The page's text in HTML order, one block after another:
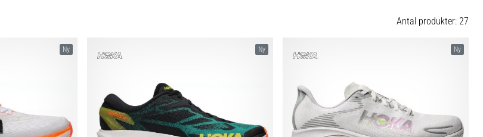
Antal produkter: 27
Ny Ny Ny